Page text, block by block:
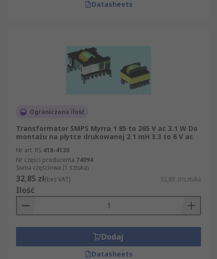
Datasheets
Ograniczona ilość
Transformator SMPS Myrra 1 85 to 265 V ac 3.1 W Do
montażu na płytce drukowanej 2.1 mH 3.3 to 6 V ac
Nr art. RS 418-4130
Nr części producenta 74094
Suma częściowa (1 sztuka)
32,85 zł(bez VAT) 32,85 zł/sztuka
Ilość
Dodaj
Datasheets